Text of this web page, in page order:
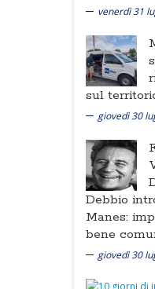
venerdì 31
sul
giovedì 30
Debbio
Manes:
bene
giovedì 30